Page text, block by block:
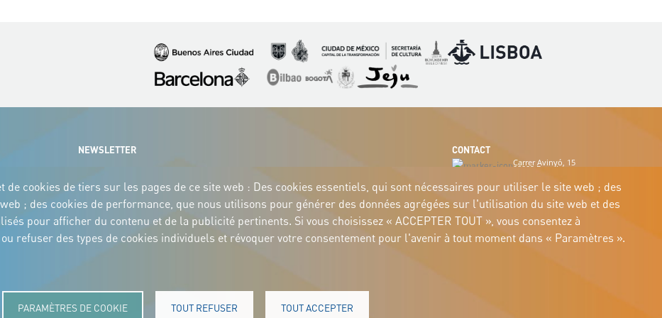
Image Image ImageImage
Image
Image Image ImageImage
NEWSLETTER CONTACT
Carrer Avinyó, 15
08002 Barcelona
culture@uclg.org
cookies de tiers sur les pages de ce site web : Des cookies essentiels, qui sont nécessaires pour utiliser le site web ; des
; des cookies de performance, que nous utilisons pour générer des données agrégées sur l'utilisation du site web et des
pour afficher du contenu et de la publicité pertinents. Si vous choisissez « ACCEPTER TOUT », vous consentez à
refuser des types de cookies individuels et révoquer votre consentement pour l'avenir à tout moment dans « Paramètres ».
PARAMÈTRES DE COOKIE TOUT REFUSER TOUT ACCEPTER